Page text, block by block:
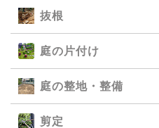
抜根
庭の⽚付け
庭の整地・整備
剪定